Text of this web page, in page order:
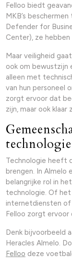
Felloo biedt
MKB’s
Defender for
Center), ze hebben
Maar veiligheid
ook om bewustzijn
alleen met
van hun personeel
zorgt ervoor dat
zijn, maar ook klaar
technologie
Technologie heeft
brengen. In Almelo
belangrijke rol in
technologie. Of
internetdiensten of
Felloo zorgt ervoor
Denk bijvoorbeeld
Heracles Almelo.
Felloo deze